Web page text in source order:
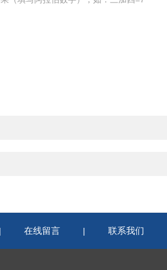
在线留言 | 联系我们